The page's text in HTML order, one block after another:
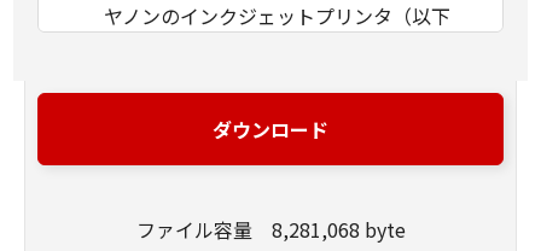
ヤノンのインクジェットプリンタ（以下
とは、「許諾ソフトウエア」をコンピュー
タの記憶媒体上にインストールすること、
と、アクセスすること、読み出すこと、も
ダウンロード
ファイル容量 8,281,068 byte